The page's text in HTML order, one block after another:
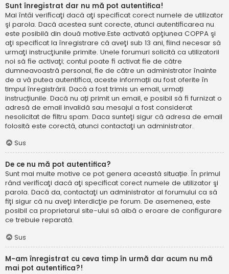
Sunt înregistrat dar nu mă pot autentifica!
Mai întâi verificaţi dacă aţi specificat corect numele de utilizator
şi parola. Dacă acestea sunt corecte, atunci autentificarea nu
este posibilă din două motive.Este activată opţiunea COPPA şi
aţi specificat la înregistrare că aveţi sub 13 ani, fiind necesar să
urmaţi instrucţiunile primite. Unele forumuri solicită ca utilizatorii
noi să fie activaţi; contul poate fi activat fie de către
dumneavoastră personal, fie de către un administrator înainte
de a vă putea autentifica, aceste informații au fost oferite în
timpul înregistrării. Dacă a fost trimis un email, urmați
instrucțiunile. Dacă nu ați primit un email, e posibil să fi furnizat o
adresă de email invalidă sau mesajul a fost considerat
nesolicitat de filtru spam. Daca sunteţi sigur că adresa de email
folosită este corectă, atunci contactaţi un administrator.
Sus
De ce nu mă pot autentifica?
Sunt mai multe motive ce pot genera această situație. În primul
rând verificaţi dacă aţi specificat corect numele de utilizator şi
parola. Dacă da, contactaţi un administrator al forumului ca să
fiţi sigur că nu aveţi interdicţie pe forum. De asemenea, este
posibil ca proprietarul site-ului să aibă o eroare de configurare
ce trebuie reparată.
Sus
M-am înregistrat cu ceva timp în urmă dar acum nu mă
mai pot autentifica?!